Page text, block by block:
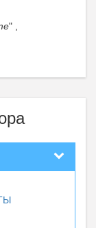
" ,